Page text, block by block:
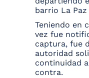
barrio La
Teniendo en
vez fue
captura, fue
autoridad
continuidad
contra.